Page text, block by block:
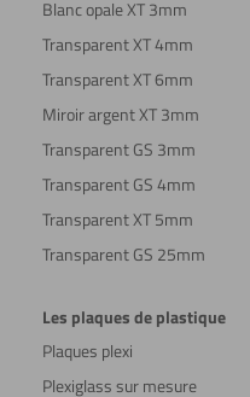
Blanc opale XT 3mm
Transparent XT 4mm
Transparent XT 6mm
Miroir argent XT 3mm
Transparent GS 3mm
Transparent GS 4mm
Transparent XT 5mm
Transparent GS 25mm
Les plaques de plastique
Plaques plexi
Plexiglass sur mesure